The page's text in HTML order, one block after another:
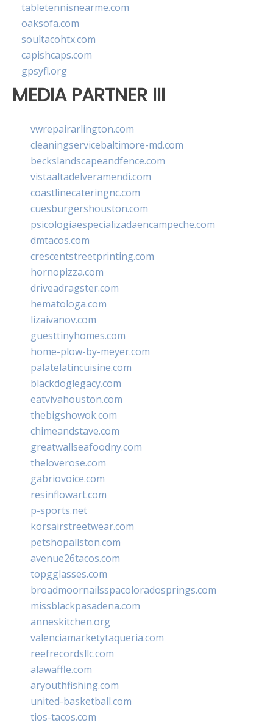
tabletennisnearme.com
oaksofa.com
soultacohtx.com
capishcaps.com
gpsyfl.org
MEDIA PARTNER III
vwrepairarlington.com
cleaningservicebaltimore-md.com
beckslandscapeandfence.com
vistaaltadelveramendi.com
coastlinecateringnc.com
cuesburgershouston.com
psicologiaespecializadaencampeche.com
dmtacos.com
crescentstreetprinting.com
hornopizza.com
driveadragster.com
hematologa.com
lizaivanov.com
guesttinyhomes.com
home-plow-by-meyer.com
palatelatincuisine.com
blackdoglegacy.com
eatvivahouston.com
thebigshowok.com
chimeandstave.com
greatwallseafoodny.com
theloverose.com
gabriovoice.com
resinflowart.com
p-sports.net
korsairstreetwear.com
petshopallston.com
avenue26tacos.com
topgglasses.com
broadmoornailsspacoloradosprings.com
missblackpasadena.com
anneskitchen.org
valenciamarketytaqueria.com
reefrecordsllc.com
alawaffle.com
aryouthfishing.com
united-basketball.com
tios-tacos.com